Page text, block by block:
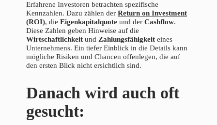
Erfahrene Investoren betrachten spezifische
Kennzahlen. Dazu zählen der Return on Investment
(ROI), die Eigenkapitalquote und der Cashflow.
Diese Zahlen geben Hinweise auf die
Wirtschaftlichkeit und Zahlungsfähigkeit eines
Unternehmens. Ein tiefer Einblick in die Details kann
mögliche Risiken und Chancen offenlegen, die auf
den ersten Blick nicht ersichtlich sind.
Danach wird auch oft
gesucht: